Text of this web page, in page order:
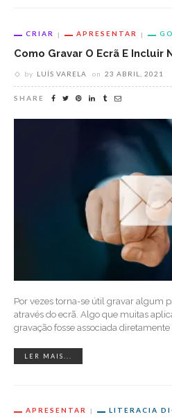
CRIAR APRESENTAR
Como Gravar O Ecrã E Incluir
by LUÍS VARELA on 23 ABRIL, 2021
SHARE
Por vezes torna-se útil gravar algum
através do ecrã. Algo que muitas
gravação fosse associada diretamente
LER MAIS...
APRESENTAR LITERACIA